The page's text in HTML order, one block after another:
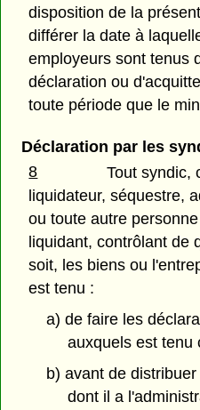
disposition de la
différer la date à
employeurs sont tenus
déclaration ou
toute période que le
Déclaration par les
8
Tout syndic,
liquidateur, séquestre,
ou toute autre
liquidant, contrôlant de
soit, les biens ou
est tenu :
a) de faire les
auxquels est tenu
b) avant de
dont il a